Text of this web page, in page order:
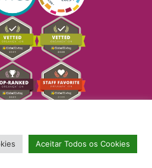
Todos Pela Educação
Aceitar Todos os Cookies